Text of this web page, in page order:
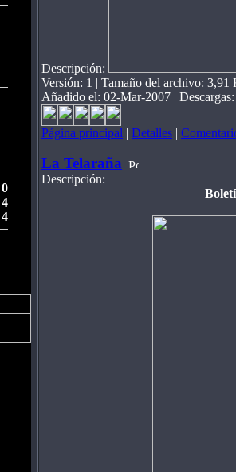
0
4
4
Descripción:
Versión: 1 | Tamaño del archivo: 3,91
Añadido el: 02-Mar-2007 |
Página principal | Detalles |
La Telaraña
Descripción: